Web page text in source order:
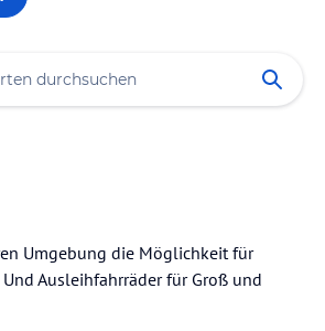
Umgebung die Möglichkeit für
Ausleihfahrräder für Groß und